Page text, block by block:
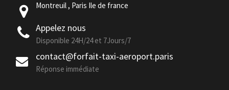
Montreuil , Paris Ile de france
Appelez nous
Disponible 24H/24 et 7Jours/7
contact@forfait-taxi-aeroport.paris
Réponse immédiate